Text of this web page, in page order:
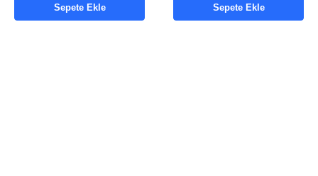
Sepete Ekle Sepete Ekle